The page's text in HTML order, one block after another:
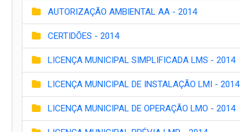
AUTORIZAÇÃO AMBIENTAL AA - 2014
CERTIDÕES - 2014
LICENÇA MUNICIPAL SIMPLIFICADA LMS - 2014
LICENÇA MUNICIPAL DE INSTALAÇÃO LMI - 2014
LICENÇA MUNICIPAL DE OPERAÇÃO LMO - 2014